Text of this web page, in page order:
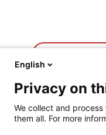
Aktualności
Prawo
Opieka
Prowadzenie
English
Privacy on
We collect and
them all. For more